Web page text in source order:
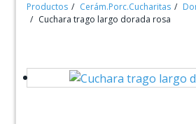
Productos Cerám.Porc.Cucharitas
Cuchara trago largo dorada rosa